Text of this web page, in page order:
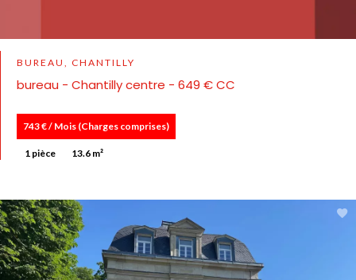
BUREAU, CHANTILLY
bureau - Chantilly centre - 649 € CC
743 € / Mois (Charges comprises)
1 pièce 13.6 m²